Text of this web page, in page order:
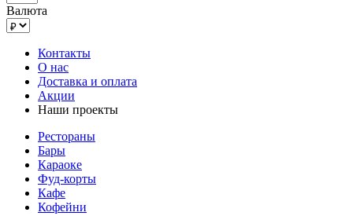
Валюта
Контакты
О нас
Доставка и оплата
Акции
Наши проекты
Рестораны
Бары
Караоке
Фуд-корты
Кафе
Кофейни